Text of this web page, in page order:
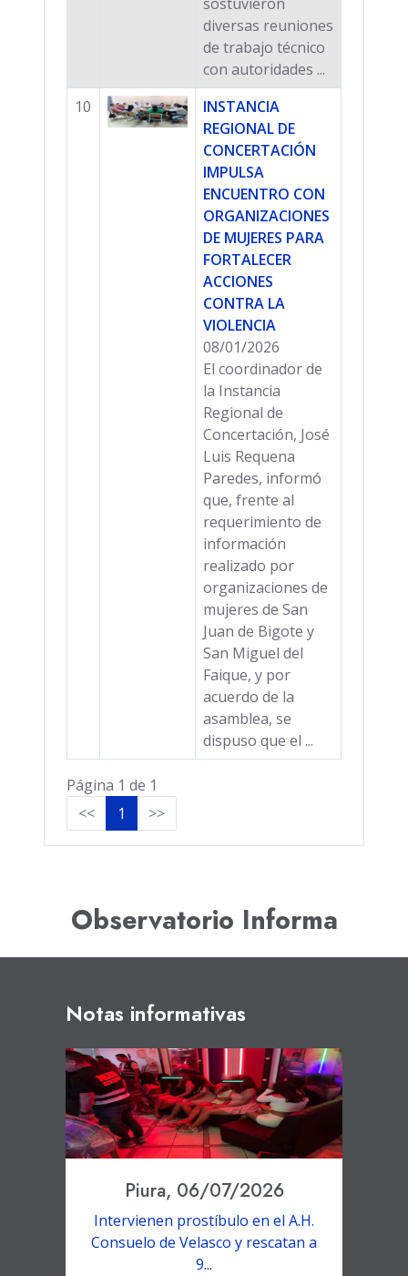
diversas reuniones
de trabajo técnico
con autoridades ...
10
INSTANCIA
REGIONAL DE
CONCERTACIÓN
IMPULSA
ENCUENTRO CON
ORGANIZACIONES
DE MUJERES PARA
FORTALECER
ACCIONES
CONTRA LA
VIOLENCIA
08/01/2026
El coordinador de
la Instancia
Regional de
Concertación, José
Luis Requena
Paredes, informó
que, frente al
requerimiento de
información
realizado por
organizaciones de
mujeres de San
Juan de Bigote y
San Miguel del
Faique, y por
acuerdo de la
asamblea, se
dispuso que el ...
Página 1 de 1
<<
1 >>
Observatorio Informa
Notas informativas
Piura, 06/07/2026
Intervienen prostíbulo en el A.H.
Consuelo de Velasco y rescatan a
9...